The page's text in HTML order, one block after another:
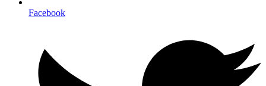
Facebook